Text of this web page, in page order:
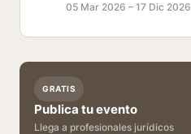
05 Mar 2026 – 17 Dic 2026
GRATIS
Publica tu evento
Llega a profesionales jurídicos